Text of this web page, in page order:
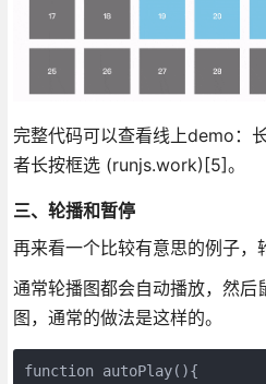
完整代码可以查看线上demo：
者长按框选 (runjs.work)[5]。
三、轮播和暂停
再来看一个比较有意思的例子，
通常轮播图都会自动播放，然
图，通常的做法是这样的。
function autoPlay(){